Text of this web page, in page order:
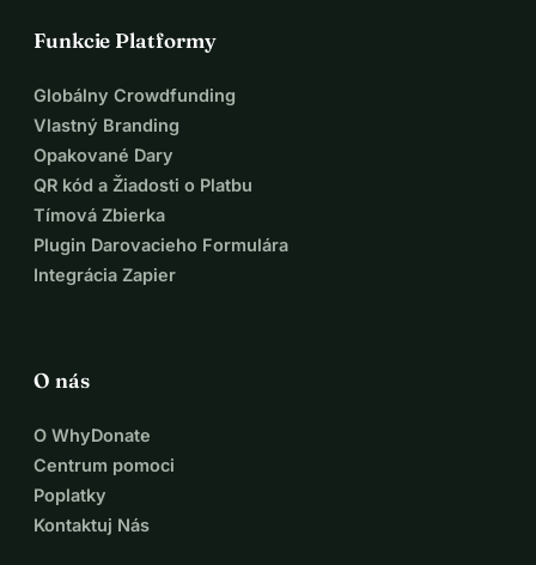
Funkcie Platformy
Globálny Crowdfunding
Vlastný Branding
Opakované Dary
QR kód a Žiadosti o Platbu
Tímová Zbierka
Plugin Darovacieho Formulára
Integrácia Zapier
O nás
O WhyDonate
Centrum pomoci
Poplatky
Kontaktuj Nás